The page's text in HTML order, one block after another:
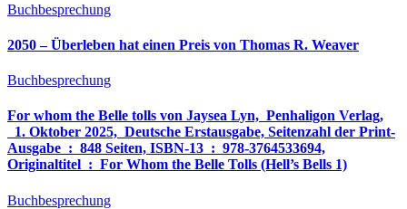
Buchbesprechung
2050 – Überleben hat einen Preis von Thomas R. Weaver
Buchbesprechung
For whom the Belle tolls von Jaysea Lyn, ‎ Penhaligon Verlag,
‎ 1. Oktober 2025, ‎ Deutsche Erstausgabe, Seitenzahl der Print-
Ausgabe ‏ : ‎ 848 Seiten, ISBN-13 ‏ : ‎ 978-3764533694,
Originaltitel ‏ : ‎ For Whom the Belle Tolls (Hell’s Bells 1)
Buchbesprechung